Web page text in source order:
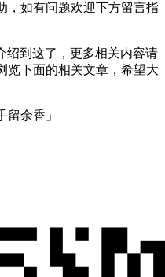
，如有问题欢迎下方留言指
绍到这了，更多相关内容请
览下面的相关文章，希望大
留余香」